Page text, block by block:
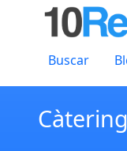
Buscar